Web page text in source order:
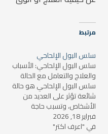
مرتبط
سلس البول الإلحاحي
سلس البول الإلحاحي: الأسباب
والعلاج والتعامل مع الحالة
سلس البول الإلحاحي هو حالة
شائعة تؤثر على العديد من
الأشخاص، وتسبب حاجة
مفاجئة وملحة للتبول، يصعب
على الشخص التحكم فيها. قد
فبراير 18, 2026
في "اعرف اكتر"